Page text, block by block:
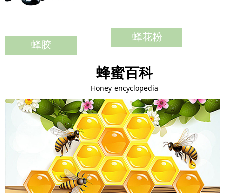
蜂胶
蜂花粉
蜂蜜百科
Honey encyclopedia